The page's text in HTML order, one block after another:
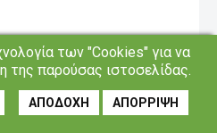
των "Cookies" για να
της παρούσας ιστοσελίδας.
ΑΠΟΔΟΧΗ ΑΠΟΡΡΙΨΗ